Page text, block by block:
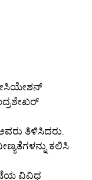
ತಿಳಿಸಿದರು.
ಕಲಿಸಿ
ವಿವಿಧ